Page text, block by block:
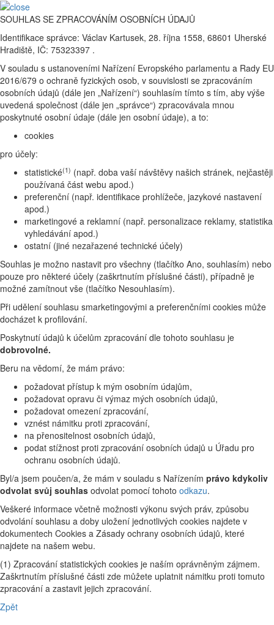
SOUHLAS SE ZPRACOVÁNÍM OSOBNÍCH ÚDAJŮ
Identifikace správce: Václav Kartusek, 28. října 1558, 68601 Uherské
Hradiště, IČ: 75323397 .
V souladu s ustanoveními Nařízení Evropského parlamentu a Rady EU
2016/679 o ochraně fyzických osob, v souvislosti se zpracováním
osobních údajů (dále jen „Nařízení“) souhlasím tímto s tím, aby výše
uvedená společnost (dále jen „správce“) zpracovávala mnou
poskytnuté osobní údaje (dále jen osobní údaje), a to:
cookies
pro účely:
statistické(1) (např. doba vaší návštěvy našich stránek, nejčastěji
používaná část webu apod.)
preferenční (např. identifikace prohlížeče, jazykové nastavení
apod.)
marketingové a reklamní (např. personalizace reklamy, statistika
vyhledávání apod.)
ostatní (jiné nezařazené technické účely)
Souhlas je možno nastavit pro všechny (tlačítko Ano, souhlasím) nebo
pouze pro některé účely (zaškrtnutím příslušné části), případně je
možné zamítnout vše (tlačítko Nesouhlasím).
Při udělení souhlasu smarketingovými a preferenčními cookies může
docházet k profilování.
Poskytnutí údajů k účelům zpracování dle tohoto souhlasu je
dobrovolné.
Beru na vědomí, že mám právo:
požadovat přístup k mým osobním údajům,
požadovat opravu či výmaz mých osobních údajů,
požadovat omezení zpracování,
vznést námitku proti zpracování,
na přenositelnost osobních údajů,
podat stížnost proti zpracování osobních údajů u Úřadu pro
ochranu osobních údajů.
Byl/a jsem poučen/a, že mám v souladu s Nařízením právo kdykoliv
odvolat svůj souhlas odvolat pomocí tohoto odkazu.
Veškeré informace včetně možnosti výkonu svých práv, způsobu
odvolání souhlasu a doby uložení jednotlivých cookies najdete v
dokumentech Cookies a Zásady ochrany osobních údajů, které
najdete na našem webu.
(1) Zpracování statistických cookies je naším oprávněným zájmem.
Zaškrtnutím příslušné části zde můžete uplatnit námitku proti tomuto
zpracování a zastavit jejich zpracování.
Zpět